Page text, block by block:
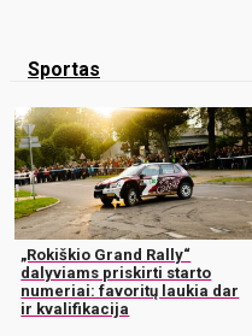
Sportas
„Rokiškio Grand Rally“
dalyviams priskirti starto
numeriai: favoritų laukia dar
ir kvalifikacija